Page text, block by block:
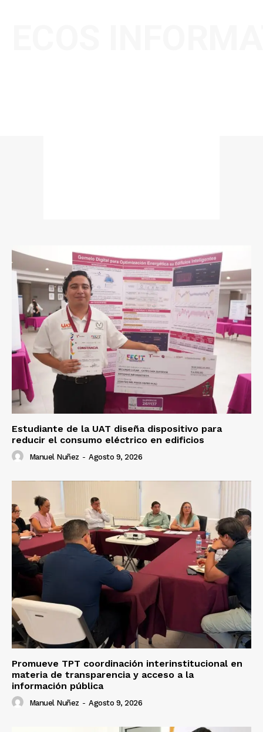
Estudiante de la UAT diseña dispositivo para
reducir el consumo eléctrico en edificios
Manuel Nuñez - Agosto 9, 2026
Promueve TPT coordinación interinstitucional en
materia de transparencia y acceso a la
información pública
Manuel Nuñez - Agosto 9, 2026